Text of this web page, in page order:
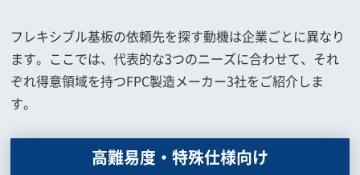
フレキシブル基板の依頼先を探す動機は企業ごとに異なり
ます。ここでは、代表的な3つのニーズに合わせて、それ
ぞれ得意領域を持つFPC製造メーカー3社をご紹介しま
す。
高難易度・特殊仕様向け